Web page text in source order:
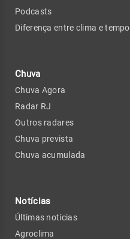
Podcasts
Diferença entre clima e tempo
Chuva
Chuva Agora
Radar RJ
Outros radares
Chuva prevista
Chuva acumulada
Notícias
Últimas notícias
Agroclima